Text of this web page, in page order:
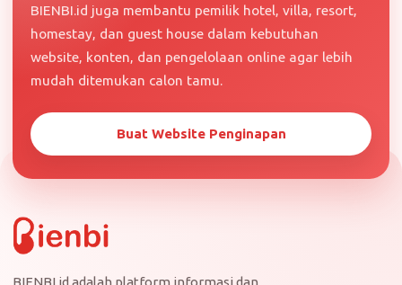
BIENBI.id juga membantu pemilik hotel, villa, resort,
homestay, dan guest house dalam kebutuhan
website, konten, dan pengelolaan online agar lebih
mudah ditemukan calon tamu.
Buat Website Penginapan
BIENBI.id adalah platform informasi dan